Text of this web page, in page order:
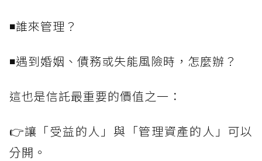
◾誰來管理？
◾遇到婚姻、債務或失能風險時，怎麼辦？
這也是信託最重要的價值之一：
👉讓「受益的人」與「管理資產的人」可以
分開。